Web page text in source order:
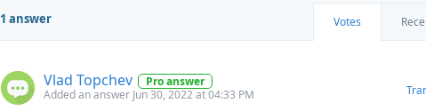
1 answer Votes
Vlad Topchev
Pro answer
Added an answer Jun 30, 2022 at 04:33 PM